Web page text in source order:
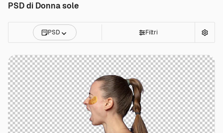
PSD di Donna sole
PSD Filtri